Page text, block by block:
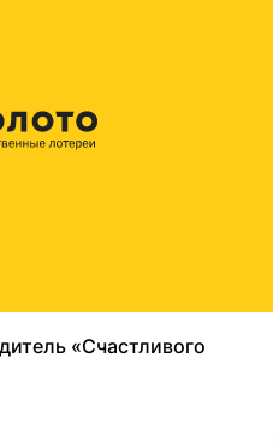
«Счастливого